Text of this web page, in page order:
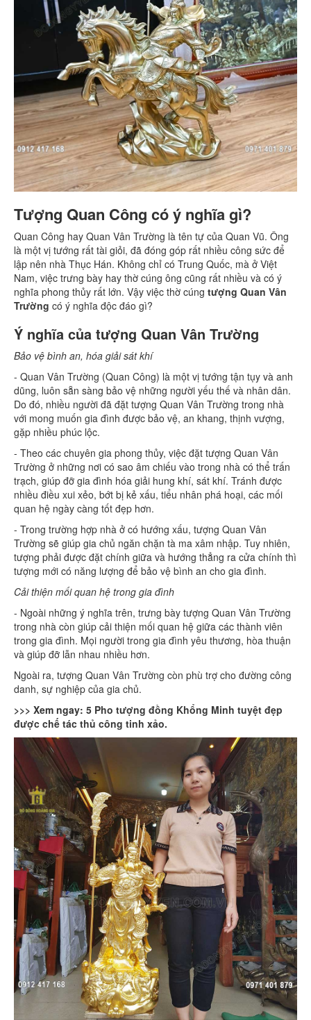
Tượng Quan Công có ý nghĩa gì?
Quan Công hay Quan Vân Trường là tên tự của Quan Vũ. Ông
là một vị tướng rất tài giỏi, đã đóng góp rất nhiều công sức để
lập nên nhà Thục Hán. Không chỉ có Trung Quốc, mà ở Việt
Nam, việc trưng bày hay thờ cúng ông cũng rất nhiều và có ý
nghĩa phong thủy rất lớn. Vậy việc thờ cúng tượng Quan Vân
Trường có ý nghĩa độc đáo gì?
Ý nghĩa của tượng Quan Vân Trường
Bảo vệ bình an, hóa giải sát khí
- Quan Vân Trường (Quan Công) là một vị tướng tận tụy và anh
dũng, luôn sẵn sàng bảo vệ những người yếu thế và nhân dân.
Do đó, nhiều người đã đặt tượng Quan Vân Trường trong nhà
với mong muốn gia đình được bảo vệ, an khang, thịnh vượng,
gặp nhiều phúc lộc.
- Theo các chuyên gia phong thủy, việc đặt tượng Quan Vân
Trường ở những nơi có sao âm chiếu vào trong nhà có thể trấn
trạch, giúp đỡ gia đình hóa giải hung khí, sát khí. Tránh được
nhiều điều xui xẻo, bớt bị kẻ xấu, tiểu nhân phá hoại, các mối
quan hệ ngày càng tốt đẹp hơn.
- Trong trường hợp nhà ở có hướng xấu, tượng Quan Vân
Trường sẽ giúp gia chủ ngăn chặn tà ma xâm nhập. Tuy nhiên,
tượng phải được đặt chính giữa và hướng thẳng ra cửa chính thì
tượng mới có năng lượng để bảo vệ bình an cho gia đình.
Cải thiện mối quan hệ trong gia đình
- Ngoài những ý nghĩa trên, trưng bày tượng Quan Vân Trường
trong nhà còn giúp cải thiện mối quan hệ giữa các thành viên
trong gia đình. Mọi người trong gia đình yêu thương, hòa thuận
và giúp đỡ lẫn nhau nhiều hơn.
Ngoài ra, tượng Quan Vân Trường còn phù trợ cho đường công
danh, sự nghiệp của gia chủ.
>>> Xem ngay: 5 Pho tượng đồng Khổng Minh tuyệt đẹp
được chế tác thủ công tinh xảo.